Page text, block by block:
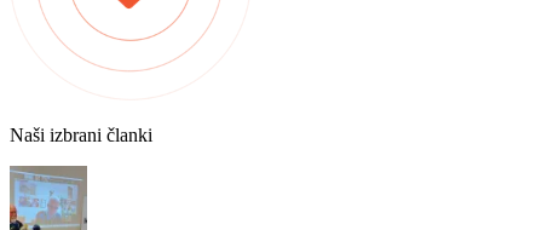
Naši izbrani članki